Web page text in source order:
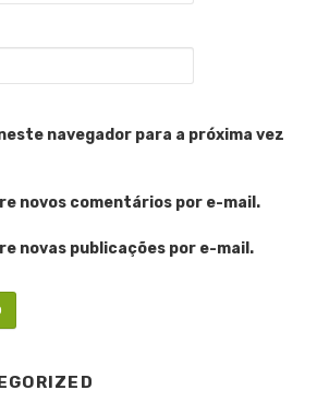
navegador para a próxima vez
novos comentários por e-mail.
novas publicações por e-mail.